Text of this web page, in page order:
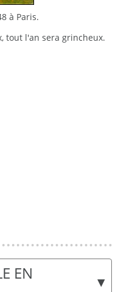
à Paris.
tout l'an sera grincheux.
▾
EN